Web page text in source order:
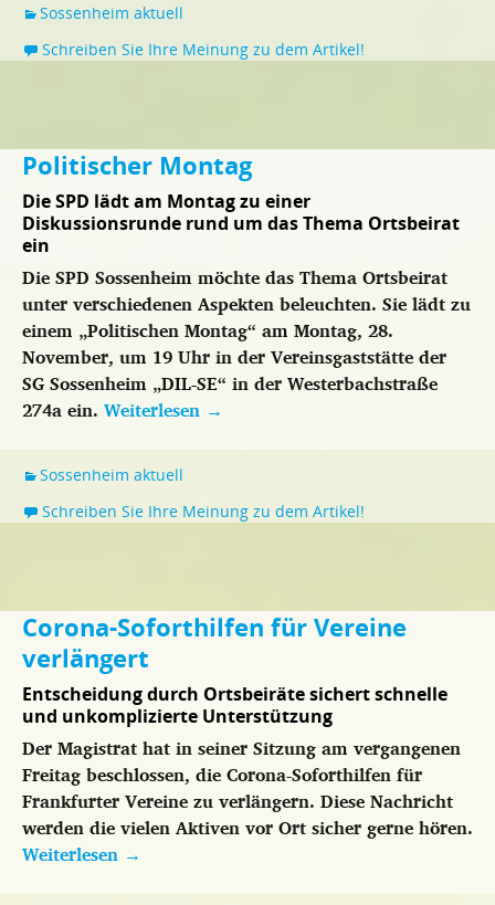
Sossenheim aktuell
Schreiben Sie Ihre Meinung zu dem Artikel!
Politischer Montag
Die SPD lädt am Montag zu einer
Diskussionsrunde rund um das Thema Ortsbeirat
ein
Die SPD Sossenheim möchte das Thema Ortsbeirat
unter verschiedenen Aspekten beleuchten. Sie lädt zu
einem „Politischen Montag“ am Montag, 28.
November, um 19 Uhr in der Vereinsgaststätte der
SG Sossenheim „DIL-SE“ in der Westerbachstraße
274a ein. Weiterlesen →
Sossenheim aktuell
Schreiben Sie Ihre Meinung zu dem Artikel!
Corona-Soforthilfen für Vereine
verlängert
Entscheidung durch Ortsbeiräte sichert schnelle
und unkomplizierte Unterstützung
Der Magistrat hat in seiner Sitzung am vergangenen
Freitag beschlossen, die Corona-Soforthilfen für
Frankfurter Vereine zu verlängern. Diese Nachricht
werden die vielen Aktiven vor Ort sicher gerne hören.
Weiterlesen →